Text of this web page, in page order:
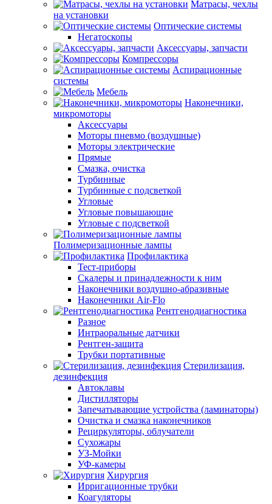
Матрасы, чехлы
на установки
Оптические системы
Негатоскопы
Аксессуары, запчасти
Компрессоры
Аспирационные
системы
Мебель
Наконечники,
микромоторы
Аксессуары
Моторы пневмо (воздушные)
Моторы электрические
Прямые
Смазка, очистка
Турбинные
Турбинные с подсветкой
Угловые
Угловые повышающие
Угловые с подсветкой
Полимеризационные лампы
Профилактика
Тест-приборы
Скалеры и принадлежности к ним
Наконечники воздушно-абразивные
Наконечники Air-Flo
Рентгенодиагностика
Разное
Интраоральные датчики
Рентген-защита
Трубки портативные
Стерилизация,
дезинфекция
Автоклавы
Дистилляторы
Запечатывающие устройства (ламинаторы)
Очистка и смазка наконечников
Рециркуляторы, облучатели
Сухожары
УЗ-Мойки
УФ-камеры
Хирургия
Ирригационные трубки
Коагуляторы